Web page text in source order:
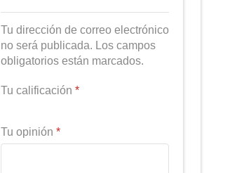
Tu dirección de correo electrónico
no será publicada. Los campos
obligatorios están marcados.
Tu calificación *
Tu opinión *